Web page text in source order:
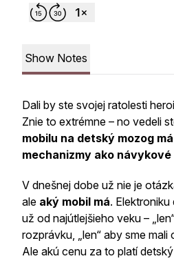
Show Notes
Dali by ste svojej ratolesti
Znie to extrémne – no vedeli
mobilu na detský mozog
mechanizmy ako
V dnešnej dobe už nie je
ale aký mobil má.
už od najútlejšieho veku –
rozprávku, „len“ aby sme mali
Ale akú cenu za to platí